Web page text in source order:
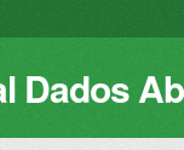
Dados